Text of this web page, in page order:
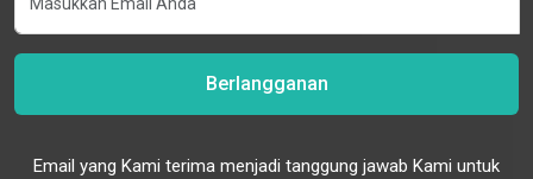
Berlangganan
Email yang Kami terima menjadi tanggung jawab Kami untuk